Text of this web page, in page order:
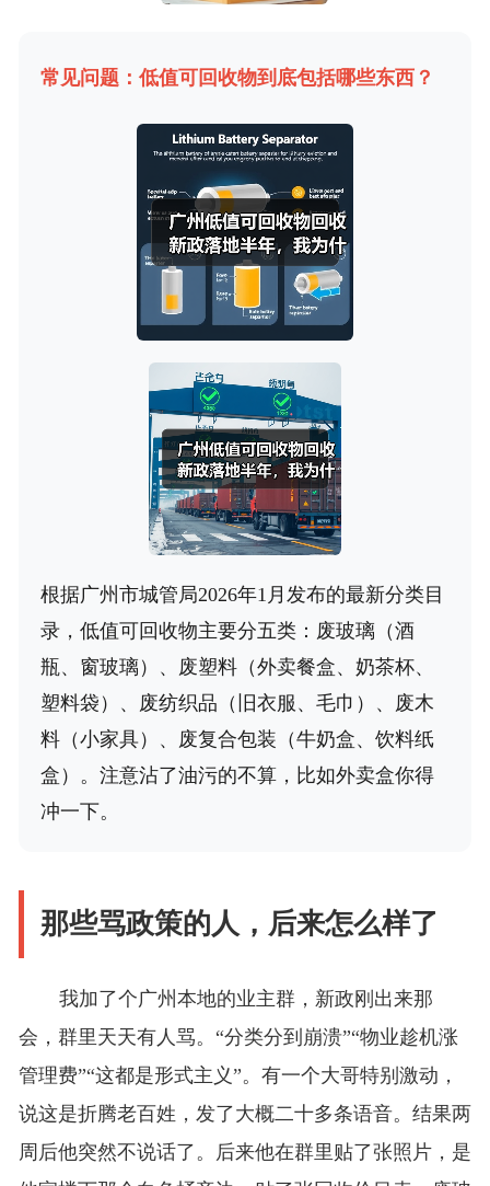
常见问题：低值可回收物到底包括哪些东西？
根据广州市城管局2026年1月发布的最新分类目
录，低值可回收物主要分五类：废玻璃（酒
瓶、窗玻璃）、废塑料（外卖餐盒、奶茶杯、
塑料袋）、废纺织品（旧衣服、毛巾）、废木
料（小家具）、废复合包装（牛奶盒、饮料纸
盒）。注意沾了油污的不算，比如外卖盒你得
冲一下。
那些骂政策的人，后来怎么样了
我加了个广州本地的业主群，新政刚出来那
会，群里天天有人骂。“分类分到崩溃”“物业趁机涨
管理费”“这都是形式主义”。有一个大哥特别激动，
说这是折腾老百姓，发了大概二十多条语音。结果两
周后他突然不说话了。后来他在群里贴了张照片，是